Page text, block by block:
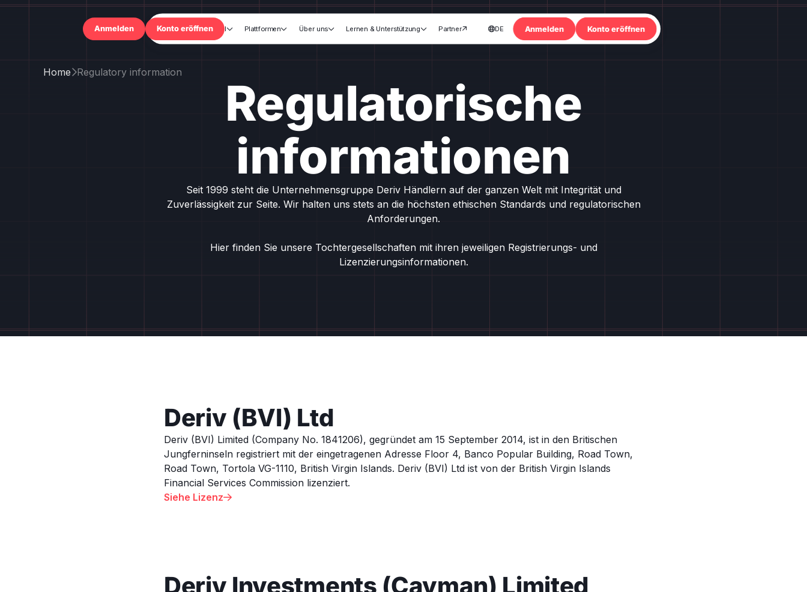
Handel Plattformen Über uns Lernen & Unterstützung Partner DE Anmelden Konto eröffnen
Anmelden Konto eröffnen
HomeRegulatory information
Regulatorische
informationen
Seit 1999 steht die Unternehmensgruppe Deriv Händlern auf der ganzen Welt mit Integrität und
Zuverlässigkeit zur Seite. Wir halten uns stets an die höchsten ethischen Standards und regulatorischen
Anforderungen.
Hier finden Sie unsere Tochtergesellschaften mit ihren jeweiligen Registrierungs- und
Lizenzierungsinformationen.
Deriv (BVI) Ltd
Deriv (BVI) Limited (Company No. 1841206), gegründet am 15 September 2014, ist in den Britischen
Jungferninseln registriert mit der eingetragenen Adresse Floor 4, Banco Popular Building, Road Town,
Road Town, Tortola VG-1110, British Virgin Islands. Deriv (BVI) Ltd ist von der British Virgin Islands
Financial Services Commission lizenziert.
Siehe Lizenz
Deriv Investments (Cayman) Limited